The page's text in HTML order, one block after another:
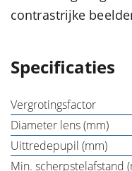
contrastrijke
Specificaties
Vergrotingsfactor
Diameter lens (mm)
Uittredepupil (mm)
Min. scherpstelafstand